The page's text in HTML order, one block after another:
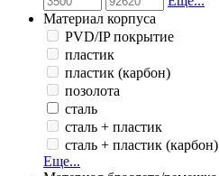
Материал корпуса
PVD/IP покрытие
пластик
пластик (карбон)
позолота
сталь
сталь + пластик
сталь + пластик (карбон)
Еще...